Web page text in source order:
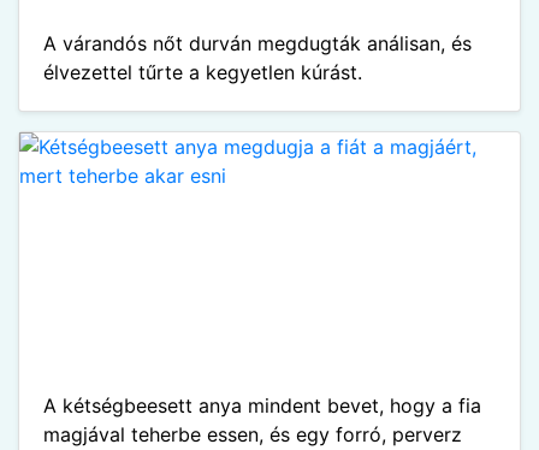
A várandós nőt durván megdugták análisan, és
élvezettel tűrte a kegyetlen kúrást.
A kétségbeesett anya mindent bevet, hogy a fia
magjával teherbe essen, és egy forró, perverz